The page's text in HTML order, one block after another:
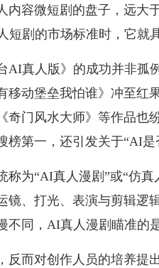
容微短剧的盘子，远大
短剧的市场标准时，它就
真人版》的成功并非孤
移动堡垒我怕谁》冲至红
奇门风水大师》等作品也
榜第一，还引发关于“AI
为“AI真人漫剧”或“仿真
镜、打光、表演与剪辑逻
不同，AI真人漫剧瞄准的
而对创作人员的培养提